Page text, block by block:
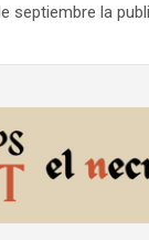
septiembre la